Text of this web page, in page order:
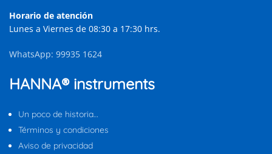
Horario de atención
Lunes a Viernes de 08:30 a 17:30 hrs.
WhatsApp: 99935 1624
HANNA® instruments
Un poco de historia…
Términos y condiciones
Aviso de privacidad